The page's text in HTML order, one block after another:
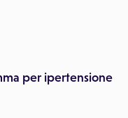
per ipertensione